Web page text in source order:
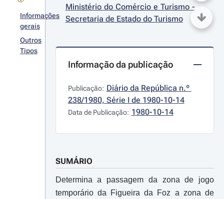
Informações
gerais
Outros
Tipos
Ministério do Comércio e Turismo -
Secretaria de Estado do Turismo
Informação da publicação
Publicação: Diário da República n.º
238/1980, Série I de 1980-10-14
Data de Publicação: 1980-10-14
SUMÁRIO
Determina a passagem da zona de jogo
temporário da Figueira da Foz a zona de